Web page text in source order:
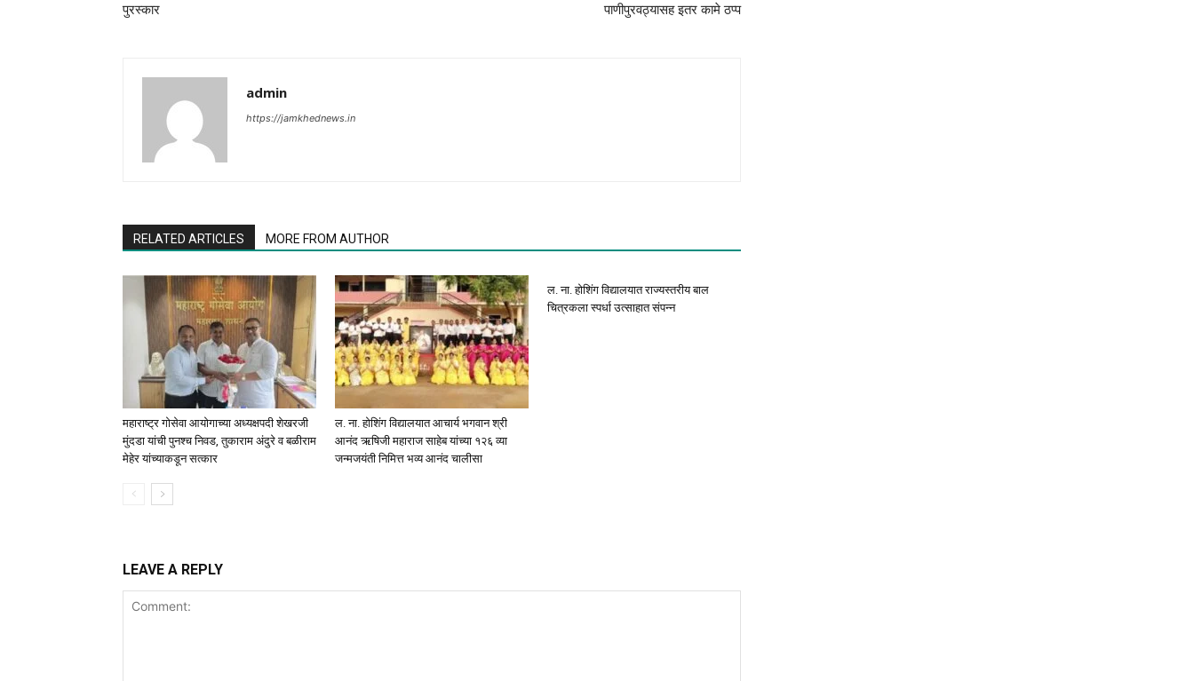
पुरस्कार
पाणीपुरवठ्यासह इतर कामे ठप्प
admin
https://jamkhednews.in
RELATED ARTICLES MORE FROM AUTHOR
महाराष्ट्र गोसेवा आयोगाच्या अध्यक्षपदी शेखरजी
मुंदडा यांची पुनश्च निवड, तुकाराम अंदुरे व बळीराम
मेहेर यांच्याकडून सत्कार
ल. ना. होशिंग विद्यालयात आचार्य भगवान श्री
आनंद ऋषिजी महाराज साहेब यांच्या १२६ व्या
जन्मजयंती निमित्त भव्य आनंद चालीसा
ल. ना. होशिंग विद्यालयात राज्यस्तरीय बाल
चित्रकला स्पर्धा उत्साहात संपन्न
LEAVE A REPLY